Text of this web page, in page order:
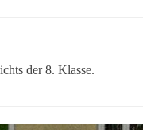
der 8. Klasse.